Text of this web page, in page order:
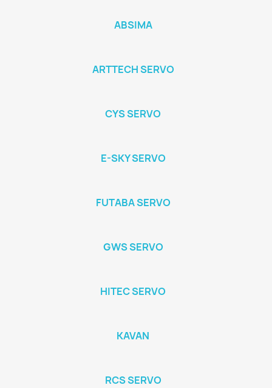
ABSIMA
ARTTECH SERVO
CYS SERVO
E-SKY SERVO
FUTABA SERVO
GWS SERVO
HITEC SERVO
KAVAN
RCS SERVO